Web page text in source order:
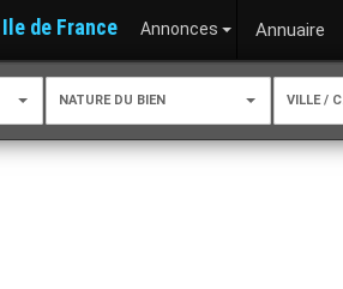
de France Annonces Annuaire
NATURE DU BIEN VILLE /